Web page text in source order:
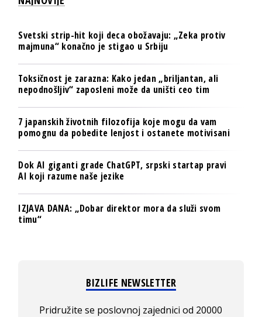
Svetski strip-hit koji deca obožavaju: „Zeka protiv
majmuna“ konačno je stigao u Srbiju
Toksičnost je zarazna: Kako jedan „briljantan, ali
nepodnošljiv“ zaposleni može da uništi ceo tim
7 japanskih životnih filozofija koje mogu da vam
pomognu da pobedite lenjost i ostanete motivisani
Dok AI giganti grade ChatGPT, srpski startap pravi
AI koji razume naše jezike
IZJAVA DANA: „Dobar direktor mora da služi svom
timu“
BIZLIFE NEWSLETTER
Pridružite se poslovnoj zajednici od 20000